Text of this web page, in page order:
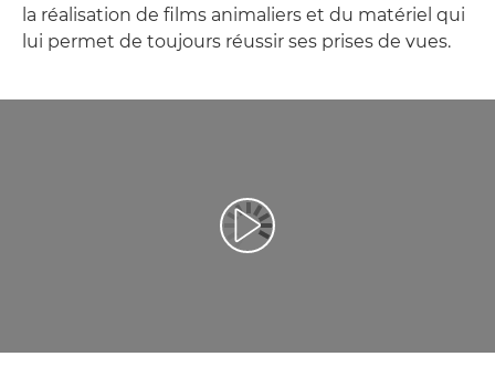
la réalisation de films animaliers et du matériel qui
lui permet de toujours réussir ses prises de vues.
Lancer la vidéo